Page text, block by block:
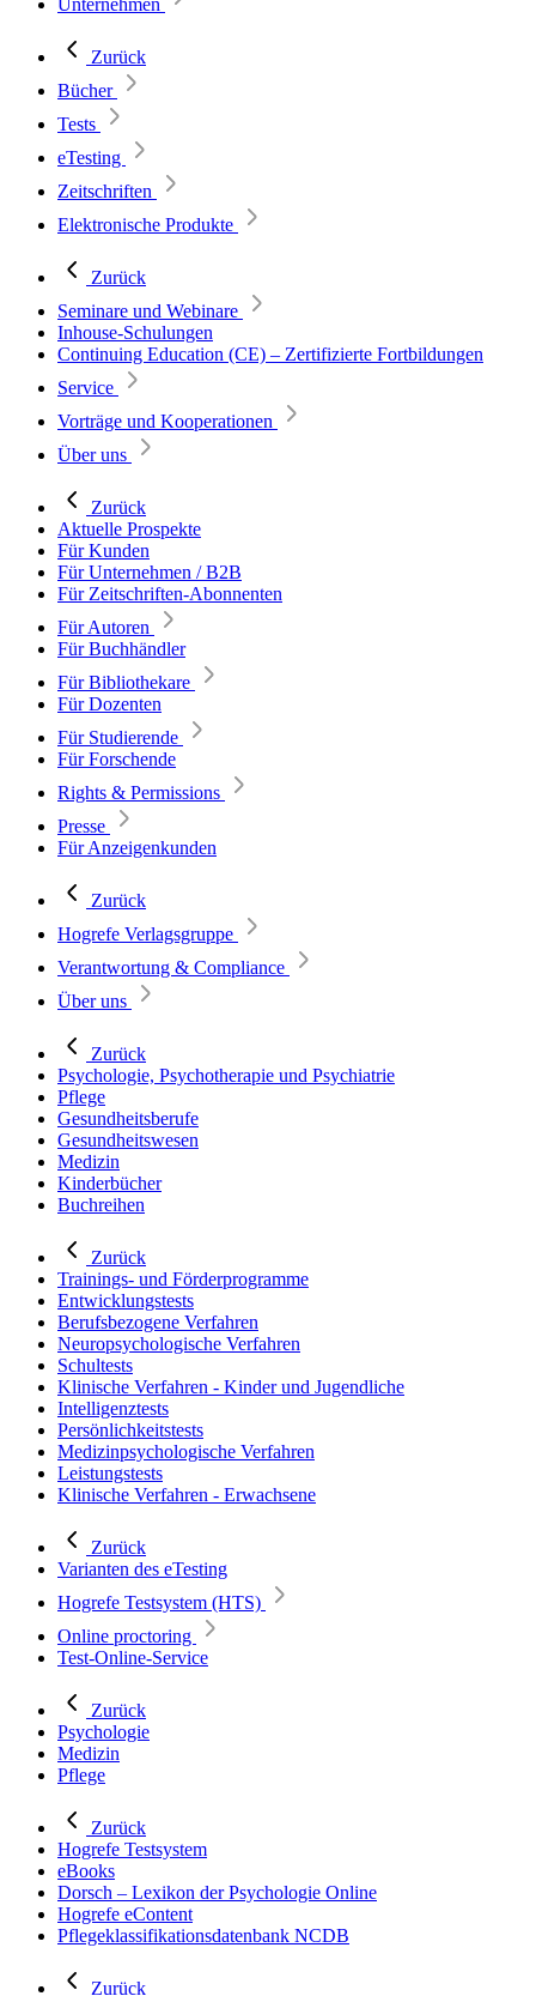
Zurück
Bücher
Tests
eTesting
Zeitschriften
Elektronische Produkte
Zurück
Seminare und Webinare
Inhouse-Schulungen
Continuing Education (CE) – Zertifizierte Fortbildungen
Service
Vorträge und Kooperationen
Über uns
Zurück
Aktuelle Prospekte
Für Kunden
Für Unternehmen / B2B
Für Zeitschriften-Abonnenten
Für Autoren
Für Buchhändler
Für Bibliothekare
Für Dozenten
Für Studierende
Für Forschende
Rights & Permissions
Presse
Für Anzeigenkunden
Zurück
Hogrefe Verlagsgruppe
Verantwortung & Compliance
Über uns
Zurück
Psychologie, Psychotherapie und Psychiatrie
Pflege
Gesundheitsberufe
Gesundheitswesen
Medizin
Kinderbücher
Buchreihen
Zurück
Trainings- und Förderprogramme
Entwicklungstests
Berufsbezogene Verfahren
Neuropsychologische Verfahren
Schultests
Klinische Verfahren - Kinder und Jugendliche
Intelligenztests
Persönlichkeitstests
Medizinpsychologische Verfahren
Leistungstests
Klinische Verfahren - Erwachsene
Zurück
Varianten des eTesting
Hogrefe Testsystem (HTS)
Online proctoring
Test-Online-Service
Zurück
Psychologie
Medizin
Pflege
Zurück
Hogrefe Testsystem
eBooks
Dorsch – Lexikon der Psychologie Online
Hogrefe eContent
Pflegeklassifikationsdatenbank NCDB
Zurück